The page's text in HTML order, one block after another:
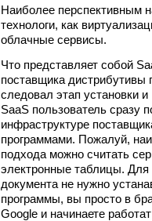
Наиболее перспективным
технологи, как
облачные сервисы.
Что представляет собой
поставщика дистрибутивы
следовал этап установки
SaaS пользователь сразу
инфраструктуре
программами. Пожалуй,
подхода можно считать
электронные таблицы. Для
документа не нужно
программы, вы просто в
Google и начинаете